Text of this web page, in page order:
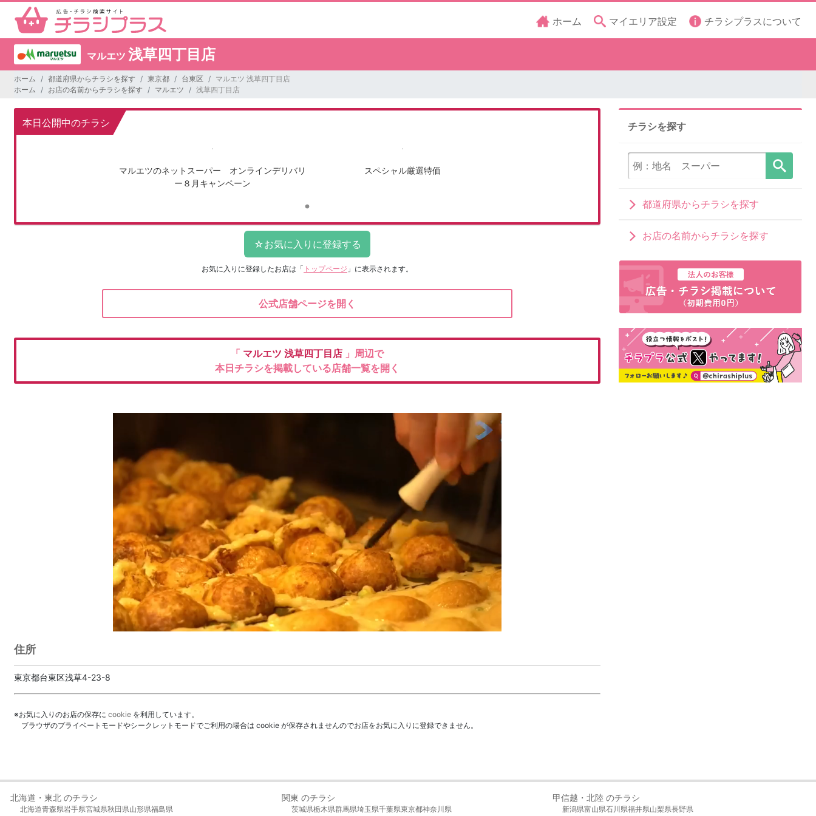
ホーム マイエリア設定 チラシプラスについて
マルエツ 浅草四丁目店
ホーム 都道府県からチラシを探す 東京都 台東区
マルエツ 浅草四丁目店
ホーム
お店の名前からチラシを探す マルエツ 浅草四丁目店
本日公開中のチラシ
マルエツのネットスーパー オンラインデリバリ
ー８月キャンペーン
スペシャル厳選特価
お気に入りに登録したお店は 「 トップページ 」に表示されます。
公式店舗ページを開く
「 マルエツ 浅草四丁目店 」周辺で
本日チラシを掲載している店舗一覧を開く
住所
東京都台東区浅草4-23-8
※お気に入りのお店の保存に cookie を利用しています。
ブラウザのプライベートモードやシークレットモードでご利用の場合は cookie が保存されませんのでお店をお気に入りに登録できません。
チラシを探す
都道府県からチラシを探す
お店の名前からチラシを探す
北海道・東北 のチラシ
北海道青森県岩手県宮城県秋田県山形県福島県
関東 のチラシ
茨城県栃木県群馬県埼玉県千葉県東京都神奈川県
甲信越・北陸 のチラシ
新潟県富山県石川県福井県山梨県長野県